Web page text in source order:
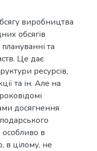
виробництва
обсягів
та
Це дає
ресурсів,
та ін. Але на
досягнення
особливо в
в цілому, не